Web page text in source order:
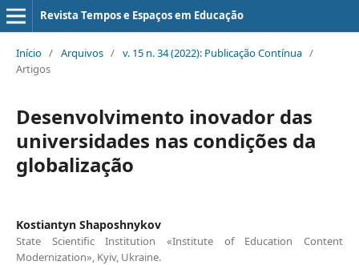
Revista Tempos e Espaços em Educação
Início / Arquivos / v. 15 n. 34 (2022): Publicação Contínua /
Artigos
Desenvolvimento inovador das
universidades nas condições da
globalização
Kostiantyn Shaposhnykov
State Scientific Institution «Institute of Education Content
Modernization», Kyiv, Ukraine.